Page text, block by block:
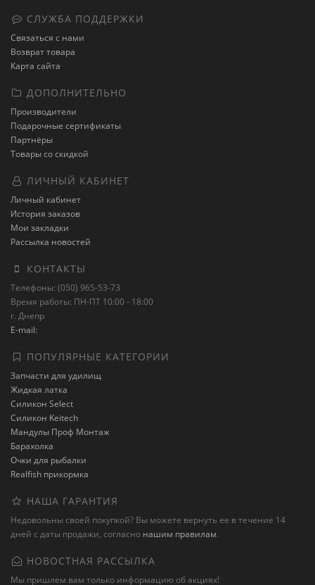
СЛУЖБА ПОДДЕРЖКИ
Связаться с нами
Возврат товара
Карта сайта
ДОПОЛНИТЕЛЬНО
Производители
Подарочные сертификаты
Партнёры
Товары со скидкой
ЛИЧНЫЙ КАБИНЕТ
Личный кабинет
История заказов
Мои закладки
Рассылка новостей
КОНТАКТЫ
Телефоны: (050) 965-53-73
Время работы: ПН-ПТ 10:00 - 18:00
г. Днепр
E-mail:
ПОПУЛЯРНЫЕ КАТЕГОРИИ
Запчасти для удилищ
Жидкая латка
Силикон Select
Силикон Keitech
Мандулы Проф Монтаж
Барахолка
Очки для рыбалки
Realfish прикормка
НАША ГАРАНТИЯ
Недовольны своей покупкой? Вы можете вернуть ее в течение 14
дней с даты продажи, согласно нашим правилам.
НОВОСТНАЯ РАССЫЛКА
Мы пришлем вам только информацию об акциях!